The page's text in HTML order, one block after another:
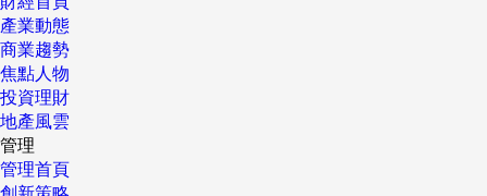
產業動態
商業趨勢
焦點人物
投資理財
地產風雲
管理
管理首頁